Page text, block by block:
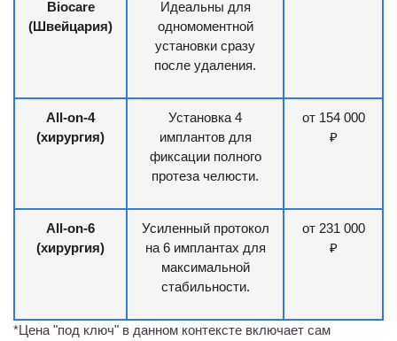
Biocare
(Швейцария)
Идеальны для
одномоментной
установки сразу
после удаления.
All-on-4
(хирургия)
Установка 4
имплантов для
фиксации полного
протеза челюсти.
от 154 000
₽
All-on-6
(хирургия)
Усиленный протокол
на 6 имплантах для
максимальной
стабильности.
от 231 000
₽
*Цена "под ключ" в данном контексте включает сам